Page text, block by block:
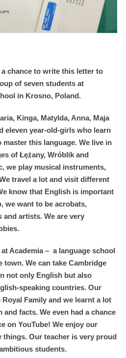
chance to write this letter to
of seven students at
in Krosno, Poland.
Kinga, Matylda, Anna, Maja
eleven year-old-girls who learn
this language. We live in
of Łężany, Wróblik and
we play musical instruments,
travel a lot and visit different
know that English is important
we want to be acrobats,
artists. We are very
Academia – a language school
town. We can take Cambridge
not only English but also
speaking countries. Our
Family and we learnt a lot
facts. We even had a chance
on YouTube! We enjoy our
things. Our teacher is very proud
students.